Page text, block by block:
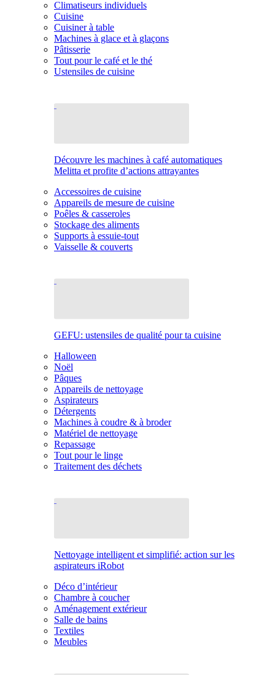
Climatiseurs individuels
Cuisine
Cuisiner à table
Machines à glace et à glaçons
Pâtisserie
Tout pour le café et le thé
Ustensiles de cuisine
Découvre les machines à café automatiques
Melitta et profite d’actions attrayantes
Accessoires de cuisine
Appareils de mesure de cuisine
Poêles & casseroles
Stockage des aliments
Supports à essuie-tout
Vaisselle & couverts
GEFU: ustensiles de qualité pour ta cuisine
Halloween
Noël
Pâques
Appareils de nettoyage
Aspirateurs
Détergents
Machines à coudre & à broder
Matériel de nettoyage
Repassage
Tout pour le linge
Traitement des déchets
Nettoyage intelligent et simplifié: action sur les
aspirateurs iRobot
Déco d’intérieur
Chambre à coucher
Aménagement extérieur
Salle de bains
Textiles
Meubles